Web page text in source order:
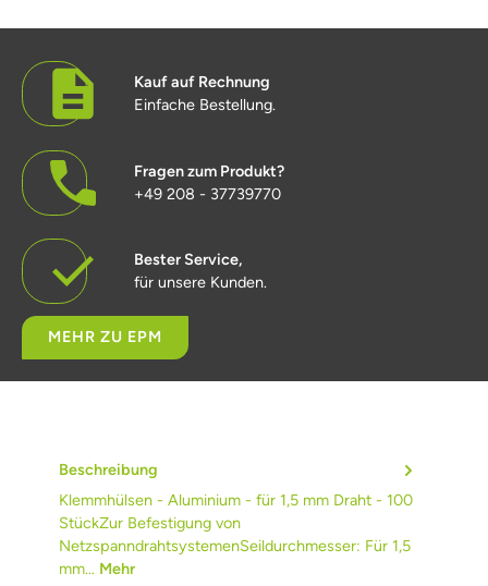
Kauf auf Rechnung
Einfache Bestellung.
Fragen zum Produkt?
+49 208 - 37739770
Bester Service,
für unsere Kunden.
MEHR ZU EPM
Beschreibung
Klemmhülsen - Aluminium - für 1,5 mm Draht - 100
StückZur Befestigung von
NetzspanndrahtsystemenSeildurchmesser: Für 1,5
mm… Mehr